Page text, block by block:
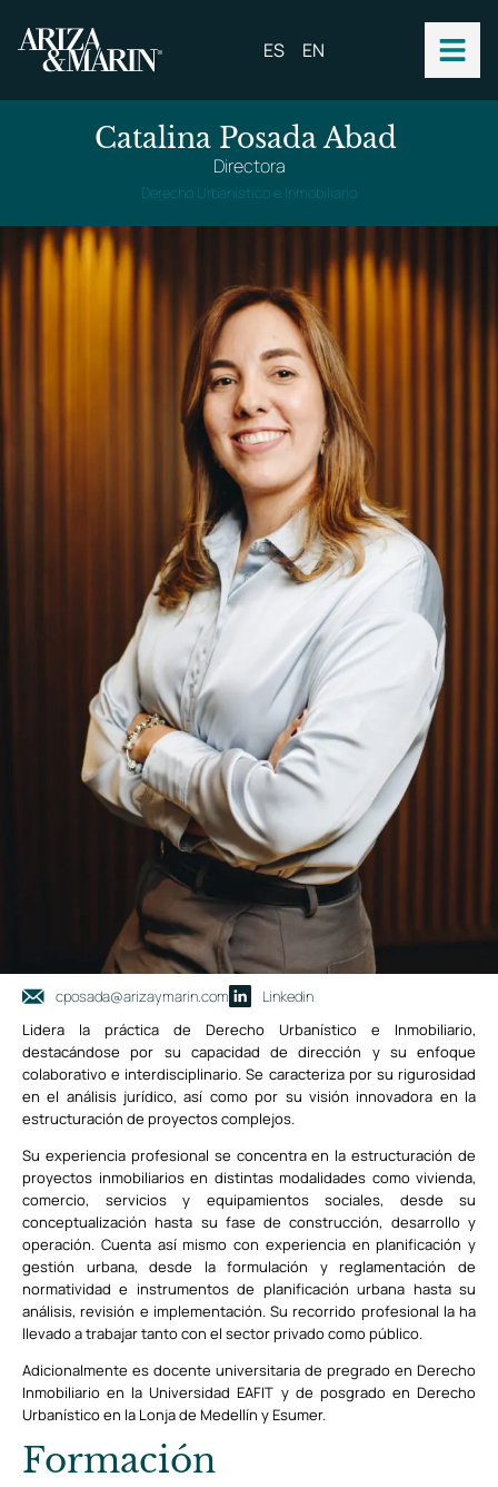
ES EN
Catalina Posada Abad
Directora
Derecho Urbanístico e Inmobiliario
Lidera la práctica de Derecho Urbanístico e Inmobiliario,
destacándose por su capacidad de dirección y su enfoque
colaborativo e interdisciplinario. Se caracteriza por su rigurosidad
en el análisis jurídico, así como por su visión innovadora en la
estructuración de proyectos complejos.
Su experiencia profesional se concentra en la estructuración de
proyectos inmobiliarios en distintas modalidades como vivienda,
comercio, servicios y equipamientos sociales, desde su
conceptualización hasta su fase de construcción, desarrollo y
operación. Cuenta así mismo con experiencia en planificación y
gestión urbana, desde la formulación y reglamentación de
normatividad e instrumentos de planificación urbana hasta su
análisis, revisión e implementación. Su recorrido profesional la ha
llevado a trabajar tanto con el sector privado como público.
Adicionalmente es docente universitaria de pregrado en Derecho
Inmobiliario en la Universidad EAFIT y de posgrado en Derecho
Urbanístico en la Lonja de Medellín y Esumer.
Formación
cposada@arizaymarin.com Linkedin